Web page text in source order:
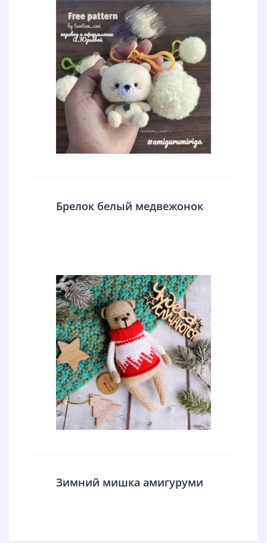
Брелок белый медвежонок
Зимний мишка амигуруми